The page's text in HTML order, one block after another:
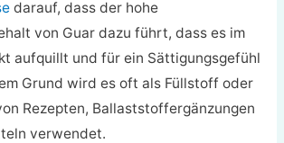
darauf, dass der hohe
von Guar dazu führt, dass es im
aufquillt und für ein Sättigungsgefühl
Grund wird es oft als Füllstoff oder
Rezepten, Ballaststoffergänzungen
verwendet.